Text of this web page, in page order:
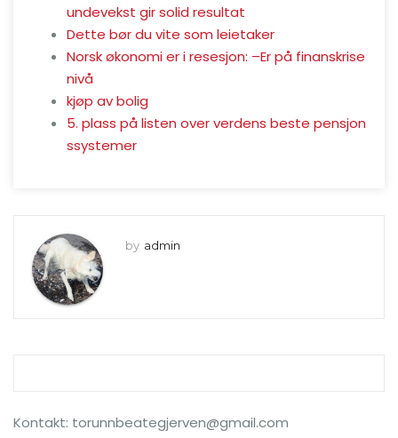
undevekst gir solid resultat
Dette bør du vite som leietaker
Norsk økonomi er i resesjon: –Er på finanskrise
nivå
kjøp av bolig
5. plass på listen over verdens beste pensjon
ssystemer
by admin
Kontakt: torunnbeategjerven@gmail.com